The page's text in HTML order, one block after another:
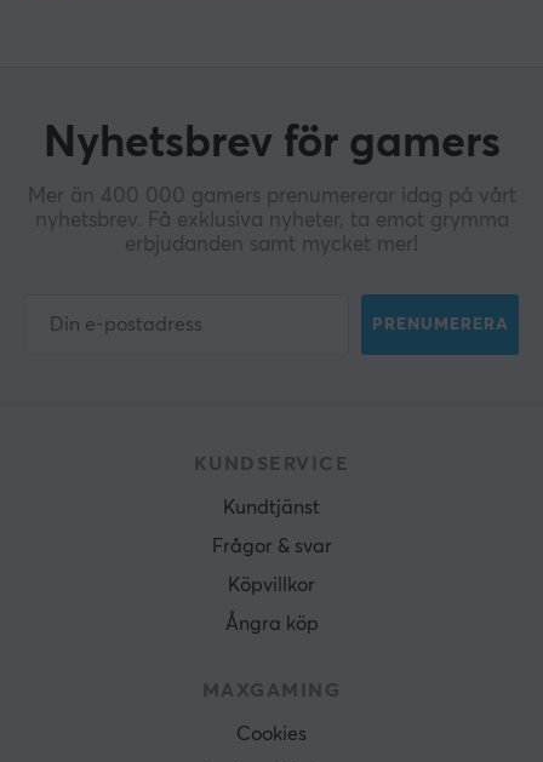
Nyhetsbrev för gamers
Mer än 400 000 gamers prenumererar idag på vårt
nyhetsbrev. Få exklusiva nyheter, ta emot grymma
erbjudanden samt mycket mer!
PRENUMERERA
KUNDSERVICE
Kundtjänst
Frågor & svar
Köpvillkor
Ångra köp
MAXGAMING
Cookies